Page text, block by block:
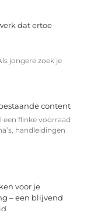
dat ertoe
jongere zoek je
content
een flinke voorraad
handleidingen
voor je
– een blijvend